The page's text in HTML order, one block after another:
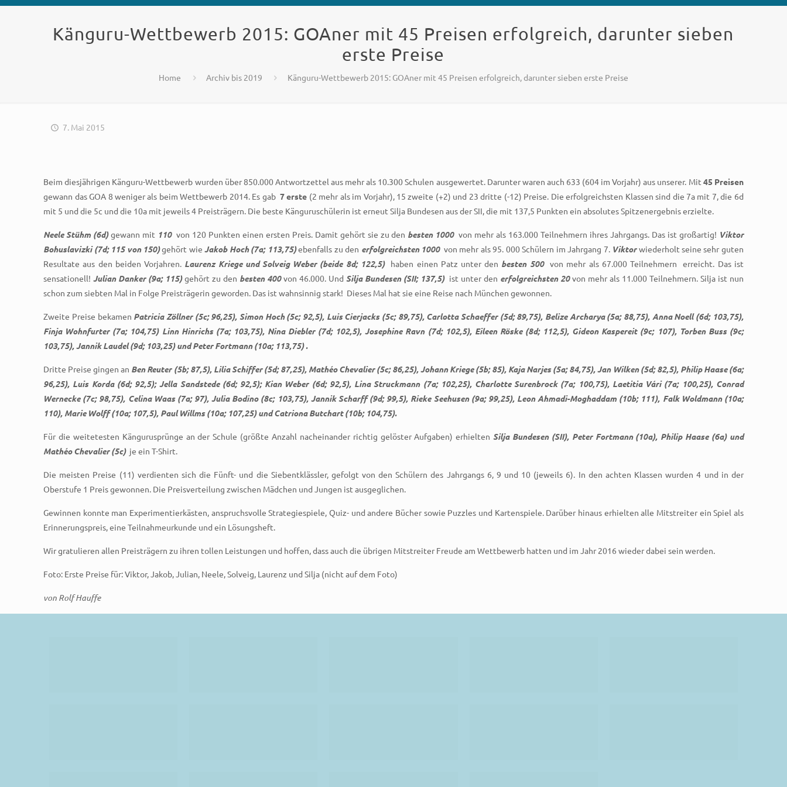
Känguru-Wettbewerb 2015: GOAner mit 45 Preisen erfolgreich, darunter sieben
erste Preise
Home Archiv bis 2019 Känguru-Wettbewerb 2015: GOAner mit 45 Preisen erfolgreich, darunter sieben erste Preise
7. Mai 2015
Beim diesjährigen Känguru-Wettbewerb wurden über 850.000 Antwortzettel aus mehr als 10.300 Schulen ausgewertet. Darunter waren auch 633 (604 im Vorjahr) aus unserer. Mit 45 Preisen
gewann das GOA 8 weniger als beim Wettbewerb 2014. Es gab 7 erste (2 mehr als im Vorjahr), 15 zweite (+2) und 23 dritte (-12) Preise. Die erfolgreichsten Klassen sind die 7a mit 7, die 6d
mit 5 und die 5c und die 10a mit jeweils 4 Preisträgern. Die beste Känguruschülerin ist erneut Silja Bundesen aus der SII, die mit 137,5 Punkten ein absolutes Spitzenergebnis erzielte.
Neele Stühm (6d)gewann mit 110 von 120 Punkten einen ersten Preis. Damit gehört sie zu den besten 1000 von mehr als 163.000 Teilnehmern ihres Jahrgangs. Das ist großartig! Viktor
Bohuslavizki (7d; 115 von 150)gehört wieJakob Hoch (7a; 113,75)ebenfalls zu den erfolgreichsten 1000 von mehr als 95. 000 Schülern im Jahrgang 7. Viktorwiederholt seine sehr guten
Resultate aus den beiden Vorjahren. Laurenz Kriege und Solveig Weber (beide 8d; 122,5) haben einen Patz unter den besten 500 von mehr als 67.000 Teilnehmern
erreicht. Das ist
sensationell!Julian Danker (9a; 115)gehört zu den besten 400von 46.000. UndSilja Bundesen (SII; 137,5) ist unter den erfolgreichsten 20von mehr als 11.000 Teilnehmern. Silja ist nun
schon zum siebten Mal in Folge Preisträgerin geworden. Das ist wahnsinnig stark! Dieses Mal hat sie eine Reise nach München gewonnen.
Zweite Preise bekamen Patricia Zöllner (5c; 96,25), Simon Hoch (5c; 92,5), Luis Cierjacks (5c; 89,75), Carlotta Schaeffer (5d; 89,75), Belize Archarya (5a; 88,75), Anna Noell (6d; 103,75),
Finja Wohnfurter (7a; 104,75) Linn Hinrichs (7a; 103,75), Nina Diebler (7d; 102,5), Josephine Ravn (7d; 102,5), Eileen Röske (8d; 112,5), Gideon Kaspereit (9c; 107), Torben Buss (9c;
103,75), Jannik Laudel (9d; 103,25) und Peter Fortmann (10a; 113,75) .
Dritte Preise gingen an Ben Reuter (5b; 87,5), Lilia Schiffer (5d; 87,25), Mathéo Chevalier (5c; 86,25), Johann Kriege (5b; 85), Kaja Narjes (5a; 84,75), Jan Wilken (5d; 82,5), Philip Haase (6a;
96,25), Luis Korda (6d; 92,5); Jella Sandstede (6d; 92,5); Kian Weber (6d; 92,5), Lina Struckmann (7a; 102,25), Charlotte Surenbrock (7a; 100,75), Laetitia Vári (7a; 100,25), Conrad
Wernecke (7c; 98,75), Celina Waas (7a; 97), Julia Bodino (8c; 103,75), Jannik Scharff (9d; 99,5), Rieke Seehusen (9a; 99,25), Leon Ahmadi-Moghaddam (10b; 111), Falk Woldmann (10a;
110), Marie Wolff (10a; 107,5), Paul Willms (10a; 107,25) und Catriona Butchart (10b; 104,75).
Für die weitetesten Kängurusprünge an der Schule (größte Anzahl nacheinander richtig gelöster Aufgaben) erhieltenSilja Bundesen (SII), Peter Fortmann (10a), Philip Haase (6a) und
Mathéo Chevalier (5c) je ein T-Shirt.
Die meisten Preise (11) verdienten sich die Fünft- und die Siebentklässler, gefolgt von den Schülern des Jahrgangs 6, 9 und 10 (jeweils 6). In den achten Klassen wurden 4 und in der
Oberstufe 1 Preis gewonnen. Die Preisverteilung zwischen Mädchen und Jungen ist ausgeglichen.
Gewinnen konnte man Experimentierkästen, anspruchsvolle Strategiespiele, Quiz- und andere Bücher sowie Puzzles und Kartenspiele. Darüber hinaus erhielten alle Mitstreiter ein Spiel als
Erinnerungspreis, eine Teilnahmeurkunde und ein Lösungsheft.
Wir gratulieren allen Preisträgern zu ihren tollen Leistungen und hoffen, dass auch die übrigen Mitstreiter Freude am Wettbewerb hatten und im Jahr 2016 wieder dabei sein werden.
Foto: Erste Preise für: Viktor, Jakob, Julian, Neele, Solveig, Laurenz und Silja (nicht auf dem Foto)
von Rolf Hauffe